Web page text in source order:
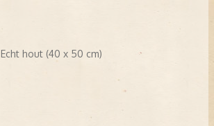
Echt hout (40 x 50 cm)